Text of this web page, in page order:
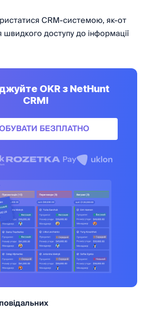
CRM-системою, як-от
доступу до інформації
OKR з NetHunt
CRM!
БЕЗПЛАТНО